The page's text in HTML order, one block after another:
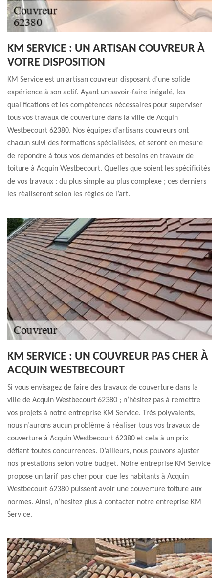
KM SERVICE : UN ARTISAN COUVREUR À
VOTRE DISPOSITION
KM Service est un artisan couvreur disposant d’une solide
expérience à son actif. Ayant un savoir-faire inégalé, les
qualifications et les compétences nécessaires pour superviser
tous vos travaux de couverture dans la ville de Acquin
Westbecourt 62380. Nos équipes d’artisans couvreurs ont
chacun suivi des formations spécialisées, et seront en mesure
de répondre à tous vos demandes et besoins en travaux de
toiture à Acquin Westbecourt. Quelles que soient les spécificités
de vos travaux : du plus simple au plus complexe ; ces derniers
les réaliseront selon les règles de l’art.
KM SERVICE : UN COUVREUR PAS CHER À
ACQUIN WESTBECOURT
Si vous envisagez de faire des travaux de couverture dans la
ville de Acquin Westbecourt 62380 ; n’hésitez pas à remettre
vos projets à notre entreprise KM Service. Très polyvalents,
nous n’aurons aucun problème à réaliser tous vos travaux de
couverture à Acquin Westbecourt 62380 et cela à un prix
défiant toutes concurrences. D’ailleurs, nous pouvons ajuster
nos prestations selon votre budget. Notre entreprise KM Service
propose un tarif pas cher pour que les habitants à Acquin
Westbecourt 62380 puissent avoir une couverture toiture aux
normes. Ainsi, n’hésitez plus à contacter notre entreprise KM
Service.